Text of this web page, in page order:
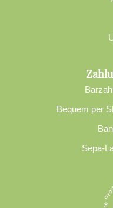
Bequem per
Sepa-